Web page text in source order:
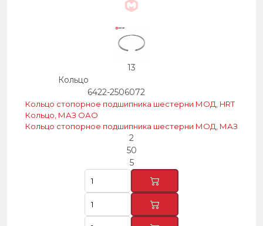
13
Кольцо
6422-2506072
Кольцо стопорное подшипника шестерни МОД, HRT
Кольцо, МАЗ ОАО
Кольцо стопорное подшипника шестерни МОД, МАЗ
2
50
5